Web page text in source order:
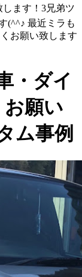
ます！3兄弟ツ
(^^♪ 最近ミラも
お願い致します
・ダイ
願い
ム事例